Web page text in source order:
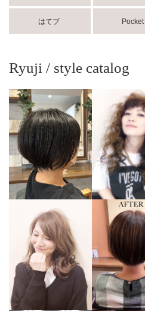
はてブ Pocket
Ryuji / style catalog